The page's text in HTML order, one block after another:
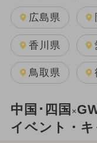
広島県
香川県
鳥取県
中国･四国 ×
イベント・